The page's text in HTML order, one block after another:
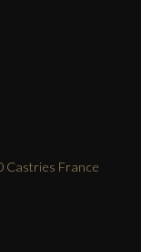
Castries France